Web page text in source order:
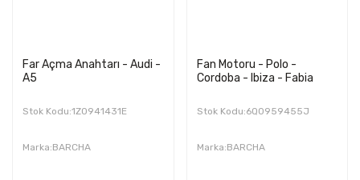
Far Açma Anahtarı - Audi -
A5
Stok Kodu:1Z0941431E
Marka:BARCHA
Fan Motoru - Polo -
Cordoba - Ibiza - Fabia
Stok Kodu:6Q0959455J
Marka:BARCHA